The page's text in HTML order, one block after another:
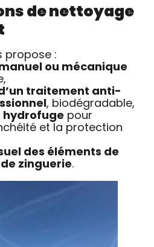
de nettoyage
propose :
ou mécanique
traitement anti-
, biodégradable,
hydrofuge pour
et la protection
des éléments de
zinguerie.